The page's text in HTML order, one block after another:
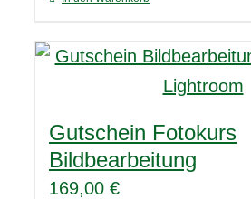
Gutschein Fotokurs
Bildbearbeitung
169,00 €